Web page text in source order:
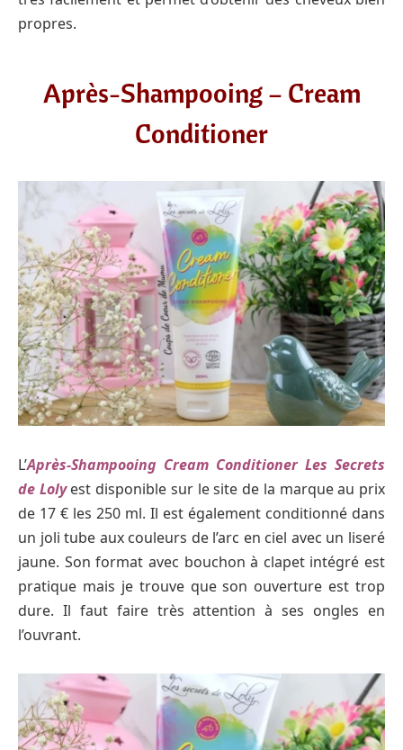
propres.
Après-Shampooing – Cream
Conditioner
L’Après-Shampooing Cream Conditioner Les Secrets
de Lolyest disponible sur le site de la marque au prix
de 17 € les 250 ml. Il est également conditionné dans
un joli tube aux couleurs de l’arc en ciel avec un liseré
jaune. Son format avec bouchon à clapet intégré est
pratique mais je trouve que son ouverture est trop
dure. Il faut faire très attention à ses ongles en
l’ouvrant.